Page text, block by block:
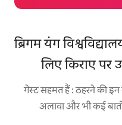
ब्रिगम यंग
लिए किराए पर
गेस्ट सहमत हैं : ठहरने की
अलावा और भी कई